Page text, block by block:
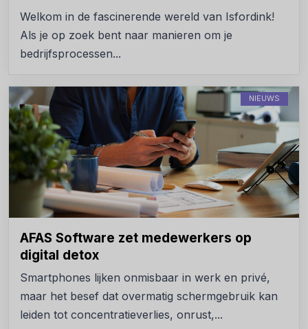
Welkom in de fascinerende wereld van Isfordink!
Als je op zoek bent naar manieren om je
bedrijfsprocessen...
NIEUWS
AFAS Software zet medewerkers op
digital detox
Smartphones lijken onmisbaar in werk en privé,
maar het besef dat overmatig schermgebruik kan
leiden tot concentratieverlies, onrust,...